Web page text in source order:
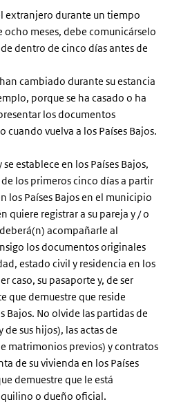
extranjero durante un tiempo
meses, debe comunicárselo
dentro de cinco días antes de
cambiado durante su estancia
porque se ha casado o ha
los documentos
cuando vuelva a los Países Bajos.
establece en los Países Bajos,
los primeros cinco días a partir
los Países Bajos en el municipio
quiere registrar a su pareja y / o
acompañarle al
los documentos originales
estado civil y residencia en los
caso, su pasaporte y, de ser
que demuestre que reside
Bajos. No olvide las partidas de
sus hijos), las actas de
matrimonios previos) y contratos
de su vivienda en los Países
demuestre que le está
o dueño oficial.